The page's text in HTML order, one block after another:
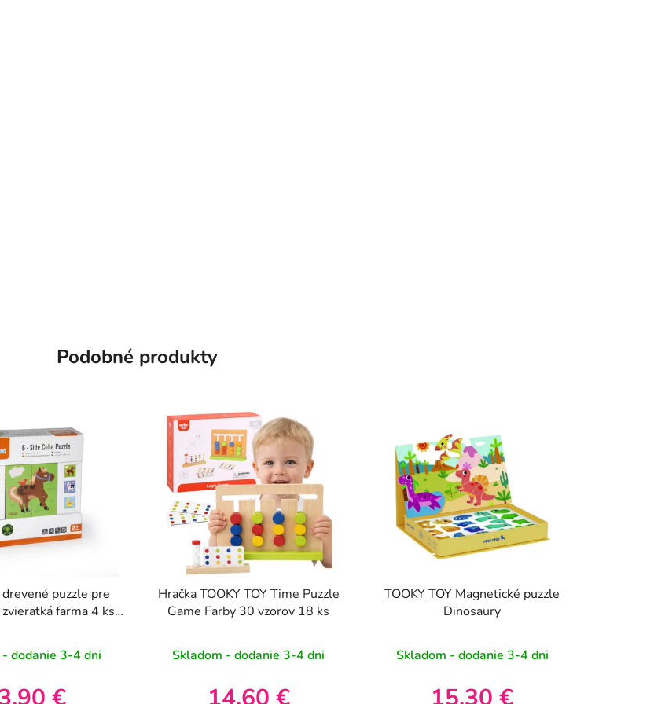
Podobné produkty
puzzle pre
farma 4 ks
dodanie 3-4 dni
Hračka TOOKY TOY Time Puzzle
Game Farby 30 vzorov 18 ks
Skladom - dodanie 3-4 dni
TOOKY TOY Magnetické puzzle
Dinosaury
Skladom - dodanie 3-4 dni